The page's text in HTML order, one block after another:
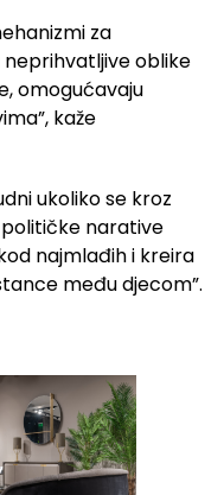
za
oblike
omogućavaju
kaže
ukoliko se kroz
narative
najmlađih i kreira
među djecom”.